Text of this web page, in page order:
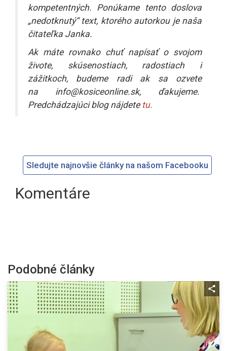
kompetentných. Ponúkame tento doslova
„nedotknutý“ text, ktorého autorkou je naša
čitateľka Janka.
Ak máte rovnako chuť napísať o svojom
živote, skúsenostiach, radostiach i
zážitkoch, budeme radi ak sa ozvete
na info@kosiceonline.sk, ďakujeme.
Predchádzajúci blog nájdete tu.
Sledujte najnovšie články na našom Facebooku
Komentáre
Podobné články